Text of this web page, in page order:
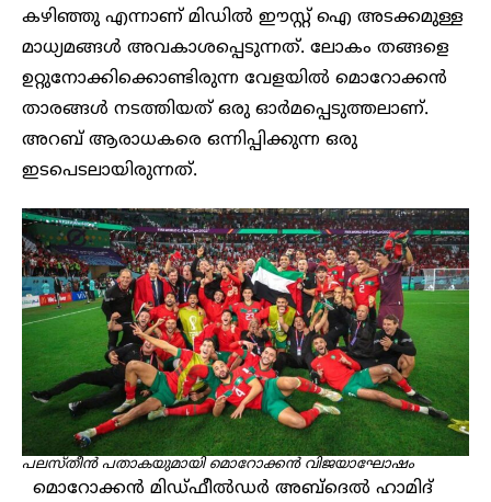
കഴിഞ്ഞു എന്നാണ് മിഡിൽ ഈസ്റ്റ് ഐ അടക്കമുള്ള
മാധ്യമങ്ങൾ അവകാശപ്പെടുന്നത്. ലോകം തങ്ങളെ
ഉറ്റുനോക്കിക്കൊണ്ടിരുന്ന വേളയിൽ മൊറോക്കൻ
താരങ്ങൾ നടത്തിയത് ഒരു ഓർമപ്പെടുത്തലാണ്.
അറബ് ആരാധകരെ ഒന്നിപ്പിക്കുന്ന ഒരു
ഇടപെടലായിരുന്നത്.
പലസ്തീൻ പതാകയുമായി മൊറോക്കൻ വിജയാഘോഷം
മൊറോക്കൻ മിഡ്ഫീൽഡർ അബ്ദെൽ ഹാമിദ്